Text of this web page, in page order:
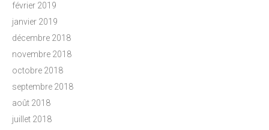
février 2019
janvier 2019
décembre 2018
novembre 2018
octobre 2018
septembre 2018
août 2018
juillet 2018